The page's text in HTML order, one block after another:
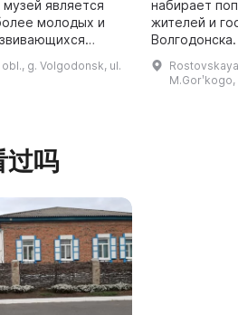
является
молодых и
музеев в
Ростовской
основан в 1969
g. Volgodonsk, ul.
набирает
жителей и
мая 1985
Победы в
M.Gorʹkogo,
过吗